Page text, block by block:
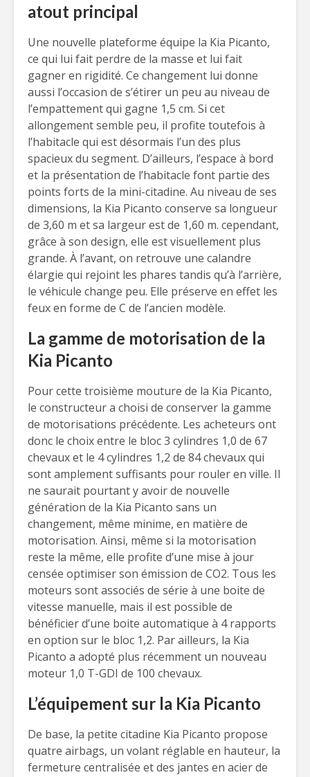
atout principal
Une nouvelle plateforme équipe la Kia Picanto,
ce qui lui fait perdre de la masse et lui fait
gagner en rigidité. Ce changement lui donne
aussi l’occasion de s’étirer un peu au niveau de
l’empattement qui gagne 1,5 cm. Si cet
allongement semble peu, il profite toutefois à
l’habitacle qui est désormais l’un des plus
spacieux du segment. D’ailleurs, l’espace à bord
et la présentation de l’habitacle font partie des
points forts de la mini-citadine. Au niveau de ses
dimensions, la Kia Picanto conserve sa longueur
de 3,60 m et sa largeur est de 1,60 m. cependant,
grâce à son design, elle est visuellement plus
grande. À l’avant, on retrouve une calandre
élargie qui rejoint les phares tandis qu’à l’arrière,
le véhicule change peu. Elle préserve en effet les
feux en forme de C de l’ancien modèle.
La gamme de motorisation de la
Kia Picanto
Pour cette troisième mouture de la Kia Picanto,
le constructeur a choisi de conserver la gamme
de motorisations précédente. Les acheteurs ont
donc le choix entre le bloc 3 cylindres 1,0 de 67
chevaux et le 4 cylindres 1,2 de 84 chevaux qui
sont amplement suffisants pour rouler en ville. Il
ne saurait pourtant y avoir de nouvelle
génération de la Kia Picanto sans un
changement, même minime, en matière de
motorisation. Ainsi, même si la motorisation
reste la même, elle profite d’une mise à jour
censée optimiser son émission de CO2. Tous les
moteurs sont associés de série à une boite de
vitesse manuelle, mais il est possible de
bénéficier d’une boite automatique à 4 rapports
en option sur le bloc 1,2. Par ailleurs, la Kia
Picanto a adopté plus récemment un nouveau
moteur 1,0 T-GDI de 100 chevaux.
L’équipement sur la Kia Picanto
De base, la petite citadine Kia Picanto propose
quatre airbags, un volant réglable en hauteur, la
fermeture centralisée et des jantes en acier de